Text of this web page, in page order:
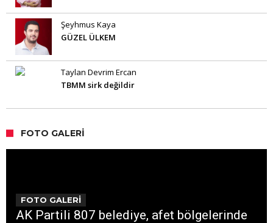
Şeyhmus Kaya
GÜZEL ÜLKEM
Taylan Devrim Ercan
TBMM sirk değildir
FOTO GALERI
FOTO GALERİ
AK Partili 807 belediye, afet bölgelerinde